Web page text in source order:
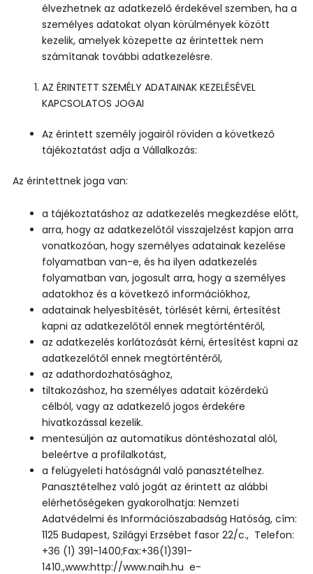
élvezhetnek az adatkezelő érdekével szemben, ha a
személyes adatokat olyan körülmények között
kezelik, amelyek közepette az érintettek nem
számítanak további adatkezelésre.
AZ ÉRINTETT SZEMÉLY ADATAINAK KEZELÉSÉVEL
KAPCSOLATOS JOGAI
Az érintett személy jogairól röviden a következő
tájékoztatást adja a Vállalkozás:
Az érintettnek joga van:
a tájékoztatáshoz az adatkezelés megkezdése előtt,
arra, hogy az adatkezelőtől visszajelzést kapjon arra
vonatkozóan, hogy személyes adatainak kezelése
folyamatban van-e, és ha ilyen adatkezelés
folyamatban van, jogosult arra, hogy a személyes
adatokhoz és a következő információkhoz,
adatainak helyesbítését, törlését kérni, értesítést
kapni az adatkezelőtől ennek megtörténtéről,
az adatkezelés korlátozását kérni, értesítést kapni az
adatkezelőtől ennek megtörténtéről,
az adathordozhatósághoz,
tiltakozáshoz, ha személyes adatait közérdekű
célból, vagy az adatkezelő jogos érdekére
hivatkozással kezelik.
mentesüljön az automatikus döntéshozatal alól,
beleértve a profilalkotást,
a felügyeleti hatóságnál való panasztételhez.
Panasztételhez való jogát az érintett az alábbi
elérhetőségeken gyakorolhatja: Nemzeti
Adatvédelmi és Információszabadság Hatóság, cím:
1125 Budapest, Szilágyi Erzsébet fasor 22/c., Telefon:
+36 (1) 391-1400;Fax:+36(1)391-
1410.,www:http://www.naih.hu e-